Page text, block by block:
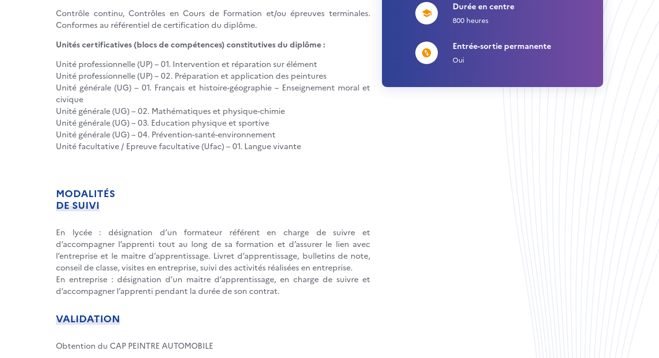
Contrôle continu, Contrôles en Cours de Formation et/ou épreuves terminales.
Conformes au référentiel de certification du diplôme.
Unités certificatives (blocs de compétences) constitutives du diplôme :
Unité professionnelle (UP) – 01. Intervention et réparation sur élément
Unité professionnelle (UP) – 02. Préparation et application des peintures
Unité générale (UG) – 01. Français et histoire-géographie – Enseignement moral et
civique
Unité générale (UG) – 02. Mathématiques et physique-chimie
Unité générale (UG) – 03. Education physique et sportive
Unité générale (UG) – 04. Prévention-santé-environnement
Unité facultative / Epreuve facultative (Ufac) – 01. Langue vivante
MODALITÉS
DE SUIVI
En lycée : désignation d’un formateur référent en charge de suivre et
d’accompagner l’apprenti tout au long de sa formation et d’assurer le lien avec
l’entreprise et le maitre d’apprentissage. Livret d’apprentissage, bulletins de note,
conseil de classe, visites en entreprise, suivi des activités réalisées en entreprise.
En entreprise : désignation d’un maitre d’apprentissage, en charge de suivre et
d’accompagner l’apprenti pendant la durée de son contrat.
VALIDATION
Obtention du CAP PEINTRE AUTOMOBILE
Durée en centre
800 heures
Entrée-sortie permanente
Oui